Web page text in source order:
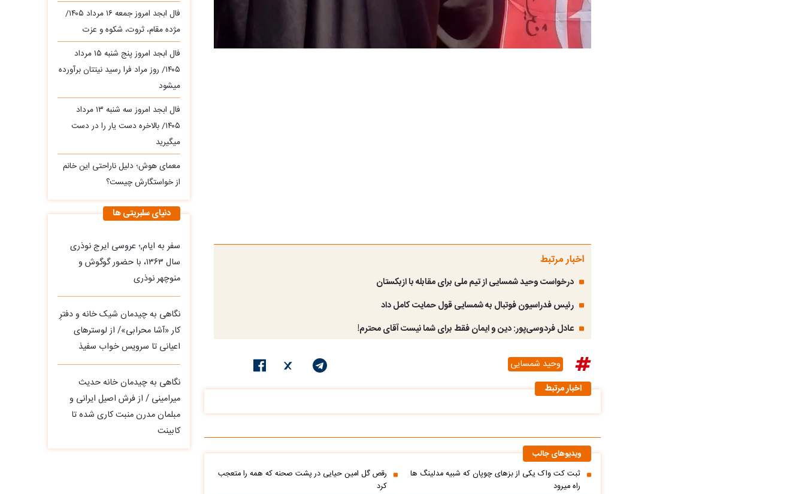
اخبار مرتبط
درخواست وحید شمسایی از تیم ملی برای مقابله با ازبکستان
رئیس فدراسیون فوتبال به شمسایی قول حمایت کامل داد
عادل فردوسی‌پور: دین و ایمان فقط برای شما نیست آقای محترم!
وحید شمسایی
اخبار مرتبط
ویدیوهای جالب
ثبت کت واک یکی از بزهای چوپان که شبیه مدلینگ ها
راه میرود
رقص گل امین حیایی در پشت صحنه که همه را متعجب
کرد
فال ابجد امروز جمعه ۱۶ مرداد ۱۴۰۵/
مژده مقام، ثروت، شکوه و عزت
فال ابجد امروز پنج شنبه ۱۵ مرداد
۱۴۰۵/ روز مراد فرا رسید نیتتان برآورده
میشود
فال ابجد امروز سه‌ شنبه ۱۳ مرداد
۱۴۰۵/ بالاخره دست یار را در دست
میگیرید
معمای هوش؛ دلیل ناراحتی این خانم
از خواستگارش چیست؟
دنیای سلبریتی ها
سفر به ایام,؛ عروسی ایرج نوذری
سال ۱۳۶۳، با حضور گوگوش و
منوچهر نوذری
نگاهی به چیدمان شیک خانه و دفترِ
کار «آشا محرابی»/ از لوسترهای
اعیانی تا سرویس خواب سفیذ
نگاهی به چیدمان خانه حدیث
میرامینی / از فرش اصیل ایرانی و
مبلمان مدرن منبت‌ کاری‌ شده تا
کابینت